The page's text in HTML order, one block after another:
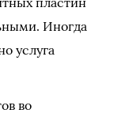
Иногда
услуга
во